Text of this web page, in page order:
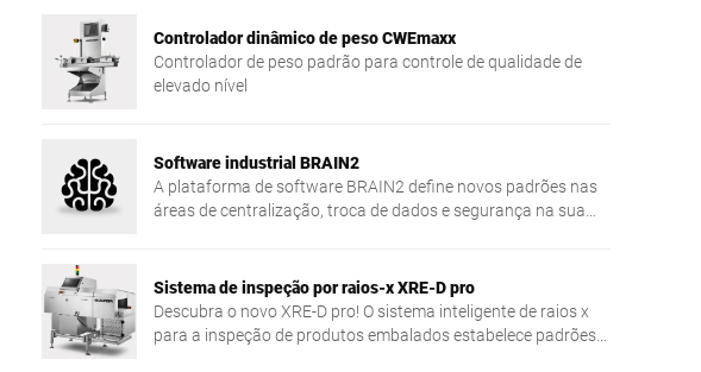
Controlador dinâmico de peso CWEmaxx
Controlador de peso padrão para controle de qualidade de
elevado nível
Software industrial BRAIN2
A plataforma de software BRAIN2 define novos padrões nas
áreas de centralização, troca de dados e segurança na sua
Sistema de inspeção por raios-x XRE-D pro
Descubra o novo XRE-D pro! O sistema inteligente de raios x
para a inspeção de produtos embalados estabelece padrões